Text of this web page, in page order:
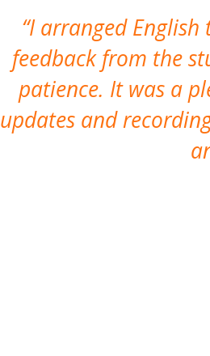
I arranged
feedback from the
patience. It was a
updates and